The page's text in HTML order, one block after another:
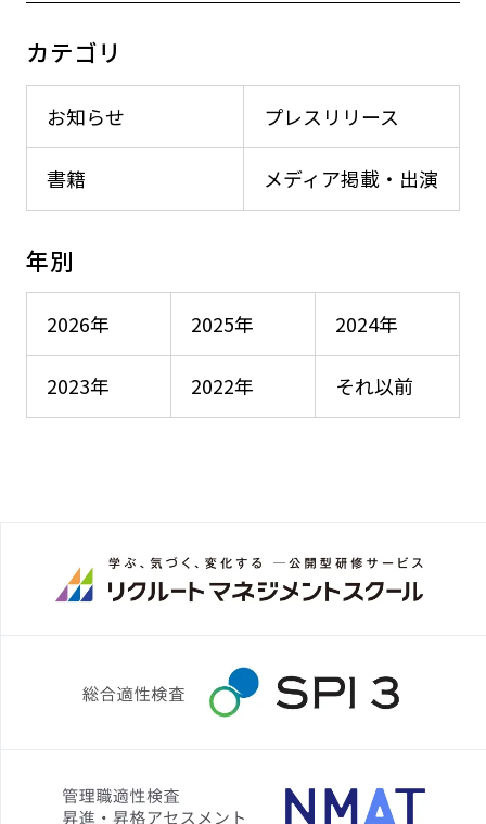
カテゴリ
お知らせ プレスリリース
メディア掲載・出演
書籍
年別
2026年 2025年 2024年
2023年 2022年 それ以前